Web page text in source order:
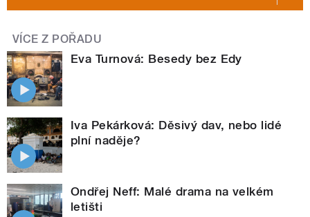
VÍCE Z POŘADU
Eva Turnová: Besedy bez Edy
Iva Pekárková: Děsivý dav, nebo lidé
plní naděje?
Ondřej Neff: Malé drama na velkém
letišti